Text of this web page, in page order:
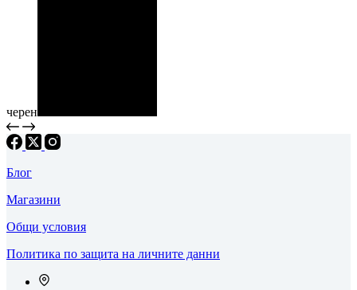
черен
Блог
Магазини
Общи условия
Политика по защита на личните данни